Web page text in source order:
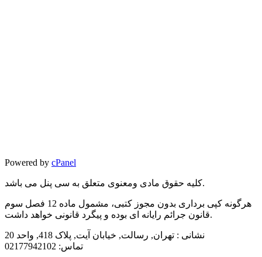
Powered by cPanel
کلیه حقوق مادی ومعنوی متعلق به سی پنل می باشد.
هرگونه کپی برداری بدون مجوز کتبی، مشمول ماده 12 فصل سوم
قانون جرائم رایانه ای بوده و پیگرد قانونی خواهد داشت.
نشانی : تهران, رسالت, خیابان آیت, پلاک 418, واحد 20
تماس: